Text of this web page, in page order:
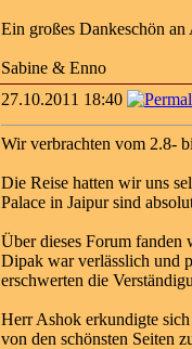
Ein großes Dankeschön
Sabine & Enno
27.10.2011 18:40
Wir verbrachten vom 2.8-
Die Reise hatten wir uns
Palace in Jaipur sind
Über dieses Forum fanden
Dipak war verlässlich und
erschwerten die
Herr Ashok erkundigte
von den schönsten Seiten